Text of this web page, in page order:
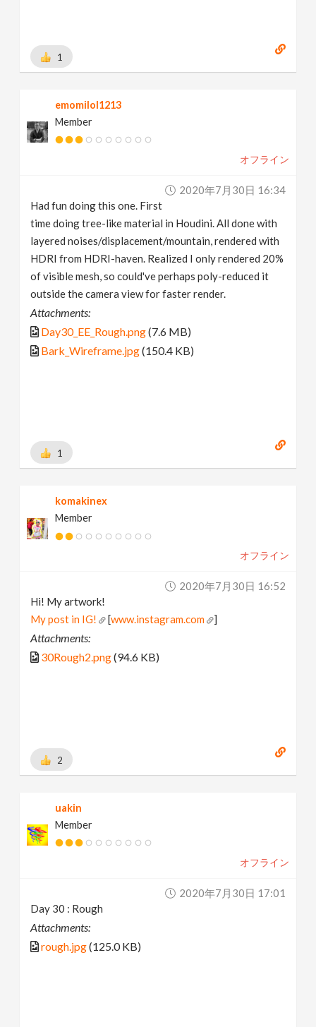
1
emomilol1213
Member
オフライン
2020年7月30日 16:34
Had fun doing this one. First
time doing tree-like material in Houdini. All done with
layered noises/displacement/mountain, rendered with
HDRI from HDRI-haven. Realized I only rendered 20%
of visible mesh, so could've perhaps poly-reduced it
outside the camera view for faster render.
Attachments:
Day30_EE_Rough.png(7.6 MB)
Bark_Wireframe.jpg(150.4 KB)
1
komakinex
Member
オフライン
2020年7月30日 16:52
Hi! My artwork!
My post in IG!
[www.instagram.com ]
Attachments:
30Rough2.png(94.6 KB)
2
uakin
Member
オフライン
2020年7月30日 17:01
Day 30 : Rough
Attachments:
rough.jpg(125.0 KB)